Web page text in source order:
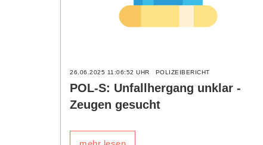
26.06.2025 11:06:52 UHR POLIZEIBERICHT
POL-S: Unfallhergang unklar -
Zeugen gesucht